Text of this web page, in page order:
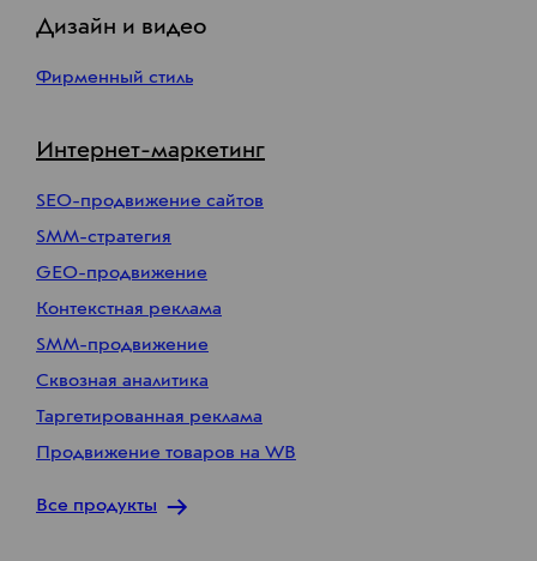
Дизайн и видео
Фирменный стиль
Интернет-маркетинг
SEO-продвижение сайтов
SMM-стратегия
GEO-продвижение
Контекстная реклама
SMM-продвижение
Сквозная аналитика
Таргетированная реклама
Продвижение товаров на WB
Все продукты